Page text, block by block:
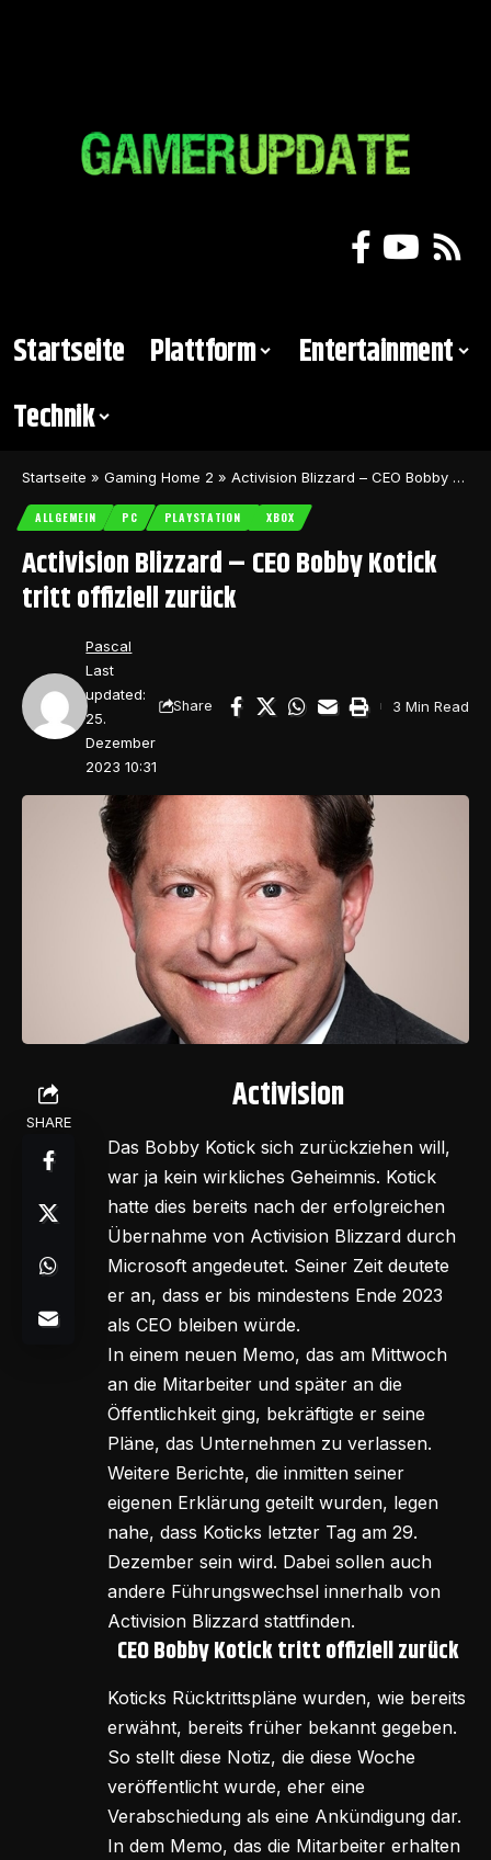
Startseite Plattform
Entertainment
Technik
Startseite » Gaming Home 2 » Activision Blizzard – CEO Bobby Kotick tritt offiziell zurück
ALLGEMEIN PC PLAYSTATION XBOX
Activision Blizzard – CEO Bobby Kotick
tritt offiziell zurück
Last
updated:
25.
Dezember
2023 10:31
Pascal
Share 3 Min Read
SHARE
Activision
Das Bobby Kotick sich zurückziehen will,
war ja kein wirkliches Geheimnis. Kotick
hatte dies bereits nach der erfolgreichen
Übernahme von Activision Blizzard durch
Microsoft angedeutet. Seiner Zeit deutete
er an, dass er bis mindestens Ende 2023
als CEO bleiben würde.
In einem neuen Memo, das am Mittwoch
an die Mitarbeiter und später an die
Öffentlichkeit ging, bekräftigte er seine
Pläne, das Unternehmen zu verlassen.
Weitere Berichte, die inmitten seiner
eigenen Erklärung geteilt wurden, legen
nahe, dass Koticks letzter Tag am 29.
Dezember sein wird. Dabei sollen auch
andere Führungswechsel innerhalb von
Activision Blizzard stattfinden.
CEO Bobby Kotick tritt offiziell zurück
Koticks Rücktrittspläne wurden, wie bereits
erwähnt, bereits früher bekannt gegeben.
So stellt diese Notiz, die diese Woche
veröffentlicht wurde, eher eine
Verabschiedung als eine Ankündigung dar.
In dem Memo, das die Mitarbeiter erhalten